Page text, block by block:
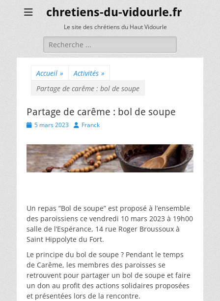
chretiens-du-vidourle.fr
Le site des chrétiens du Haut Vidourle
Rechercher :
Accueil » Activités »
Partage de carême : bol de soupe
Partage de carême : bol de soupe
Posted
5 mars 2023 AuthorFranck
Un repas “Bol de soupe” est proposé à l’ensemble
des paroissiens ce vendredi 10 mars 2023 à 19h00
salle de l’Espérance, 14 rue Roger Broussoux à
Saint Hippolyte du Fort.
Le principe du bol de soupe ? Pendant le temps
de Carême, les membres des paroisses se
retrouvent pour partager un bol de soupe et faire
un don au profit des actions solidaires proposées
et présentées lors de la rencontre.